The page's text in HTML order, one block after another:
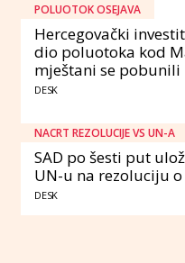
POLUOTOK OSEJAVA
Hercegovački
dio poluotoka kod
mještani se pobunili
DESK
NACRT REZOLUCIJE VS UN-A
SAD po šesti put
UN-u na rezoluciju
DESK